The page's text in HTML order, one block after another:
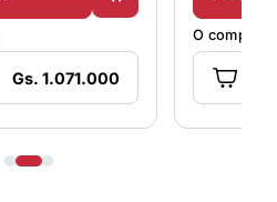
Gs. 1.071.000
O comprá